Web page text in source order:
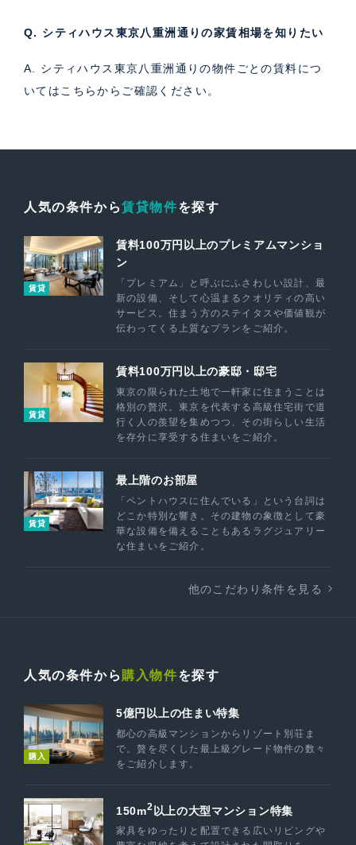
Q. シティハウス東京八重洲通りの家賃相場を知りたい
A. シティハウス東京八重洲通りの物件ごとの賃料につ
いては こちらからご確認ください。
人気の条件から賃貸物件を探す
賃貸
賃料100万円以上のプレミアムマンショ
ン
「プレミアム」と呼ぶにふさわしい設計、最
新の設備、そして心温まるクオリティの高い
サービス。住まう方のステイタスや価値観が
伝わってくる上質なプランをご紹介。
賃貸
賃料100万円以上の豪邸・邸宅
東京の限られた土地で一軒家に住まうことは
格別の贅沢。東京を代表する高級住宅街で道
行く人の羨望を集めつつ、その街らしい生活
を存分に享受する住まいをご紹介。
賃貸
最上階のお部屋
「ペントハウスに住んでいる」という台詞は
どこか特別な響き。その建物の象徴として豪
華な設備を備えることもあるラグジュアリー
な住まいをご紹介。
他のこだわり条件を見る
人気の条件から 購入物件を探す
購入
5億円以上の住まい特集
都心の高級マンションからリゾート別荘ま
で。贅を尽くした最上級グレード物件の数々
をご紹介します。
150m2 以上の大型マンション特集
家具をゆったりと配置できる広いリビングや